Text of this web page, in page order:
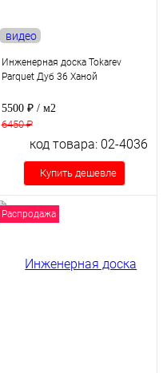
видео
Инженерная доска Tokarev
Parquet Дуб 36 Ханой
5500 ₽ / м2
6450 ₽
код товара: 02-4036
Купить дешевле
Распродажа